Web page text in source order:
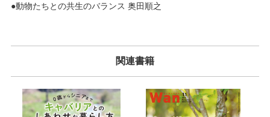
●動物たちとの共生のバランス 奥田順之
関連書籍